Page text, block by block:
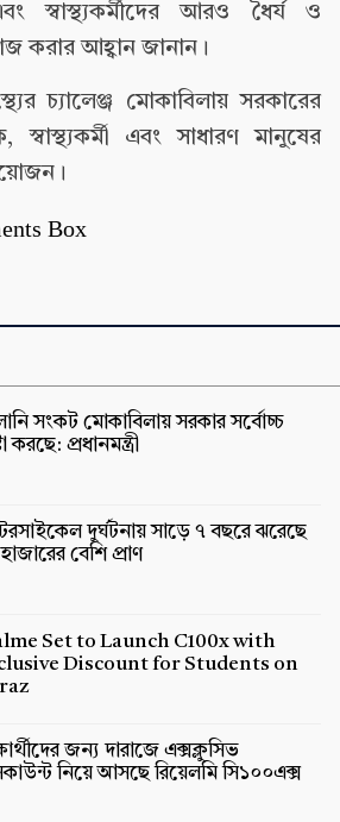
স্বাস্থ্যকর্মীদের আরও ধৈর্য ও
করার আহ্বান জানান।
চ্যালেঞ্জ মোকাবিলায় সরকারের
স্বাস্থ্যকর্মী এবং সাধারণ মানুষের
Box
সংকট মোকাবিলায় সরকার সর্বোচ্চ
করছে: প্রধানমন্ত্রী
দুর্ঘটনায় সাড়ে ৭ বছরে ঝরেছে
বেশি প্রাণ
Set to Launch C100x with
Discount for Students on
জন্য দারাজে এক্সক্লুসিভ
নিয়ে আসছে রিয়েলমি সি১০০এক্স